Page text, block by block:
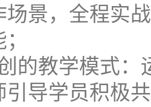
场景，全程实
的教学模式
引导学员积极